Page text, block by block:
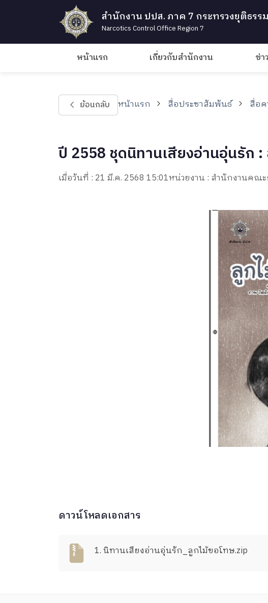
สำนักงาน ปปส. ภาค 7 กระทรวงยุติธรรม
Narcotics Control Office Region 7
หน้าแรก เกี่ยวกับสำนักงาน ข่า
ย้อนกลับ หน้าแรก สื่อประชาสัมพันธ์ สื่อค
ปี 2558 ชุดนิทานเสียงอ่านอุ่นรัก :
เมื่อวันที่ : 21 มี.ค. 2568 15:01หน่วยงาน : สำนักงานคณ
ดาวน์โหลดเอกสาร
1. นิทานเสียงอ่านอุ่นรัก_ลูกไม้ขอโทษ.zip